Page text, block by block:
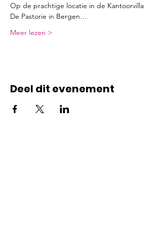
Op de prachtige locatie in de Kantoorvilla
De Pastorie in Bergen…
Meer lezen >
Deel dit evenement